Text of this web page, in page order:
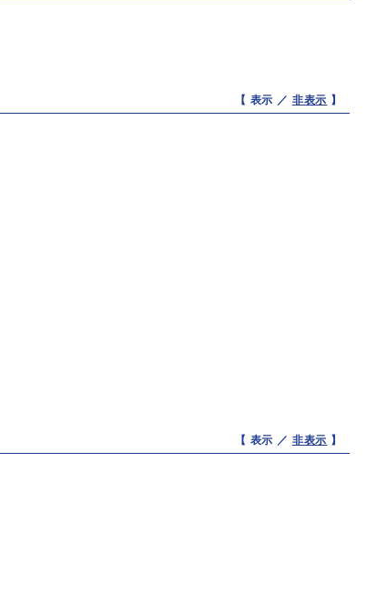
【 表示 ／ 非表示 】
【 表示 ／ 非表示 】